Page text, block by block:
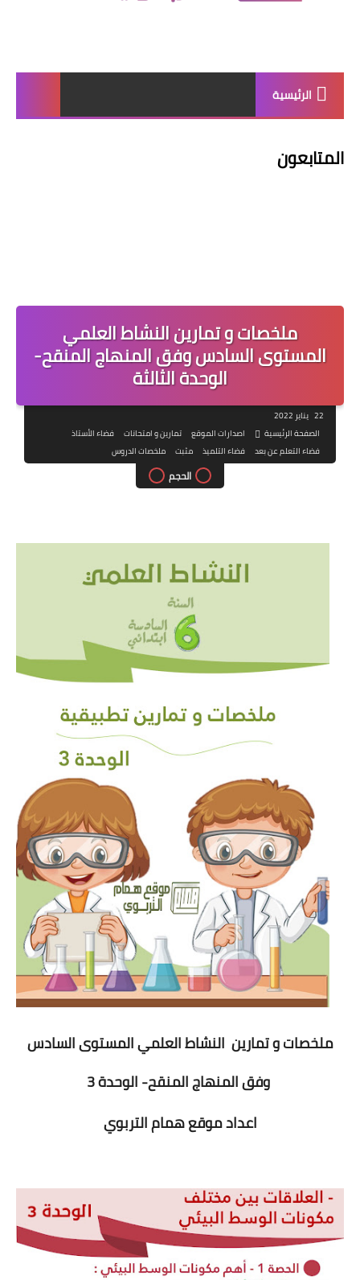
الرئيسية
المتابعون
ملخصات و تمارين النشاط العلمي
المستوى السادس وفق المنهاج المنقح-
الوحدة الثالثة
22 يناير 2022
الصفحة الرئيسية
اصدارات الموقع تمارين و امتحانات
فضاء الأستاذ
فضاء التعلم عن بعد
فضاء التلميذ مثبت ملخصات الدروس
الحجم
ملخصات و تمارين النشاط العلمي المستوى السادس
وفق المنهاج المنقح- الوحدة 3
اعداد موقع همام التربوي